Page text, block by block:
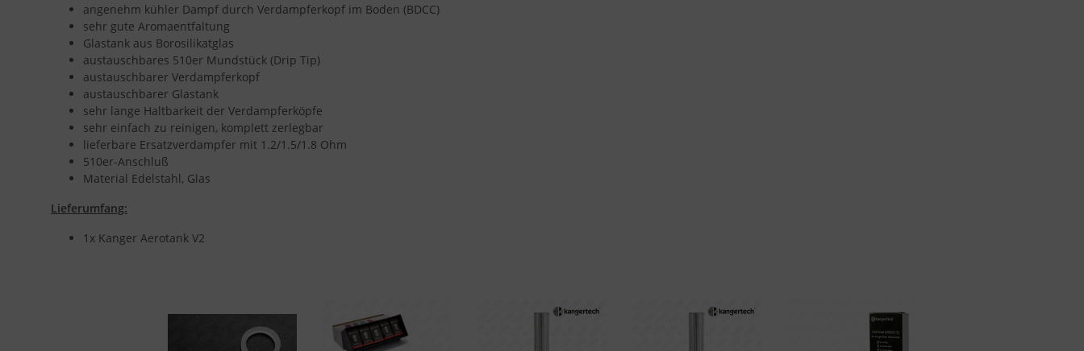
angenehm kühler Dampf durch Verdampferkopf im Boden (BDCC)
sehr gute Aromaentfaltung
Glastank aus Borosilikatglas
austauschbares 510er Mundstück (Drip Tip)
austauschbarer Verdampferkopf
austauschbarer Glastank
sehr lange Haltbarkeit der Verdampferköpfe
sehr einfach zu reinigen, komplett zerlegbar
lieferbare Ersatzverdampfer mit 1.2/1.5/1.8 Ohm
510er-Anschluß
Material Edelstahl, Glas
Lieferumfang:
1x Kanger Aerotank V2